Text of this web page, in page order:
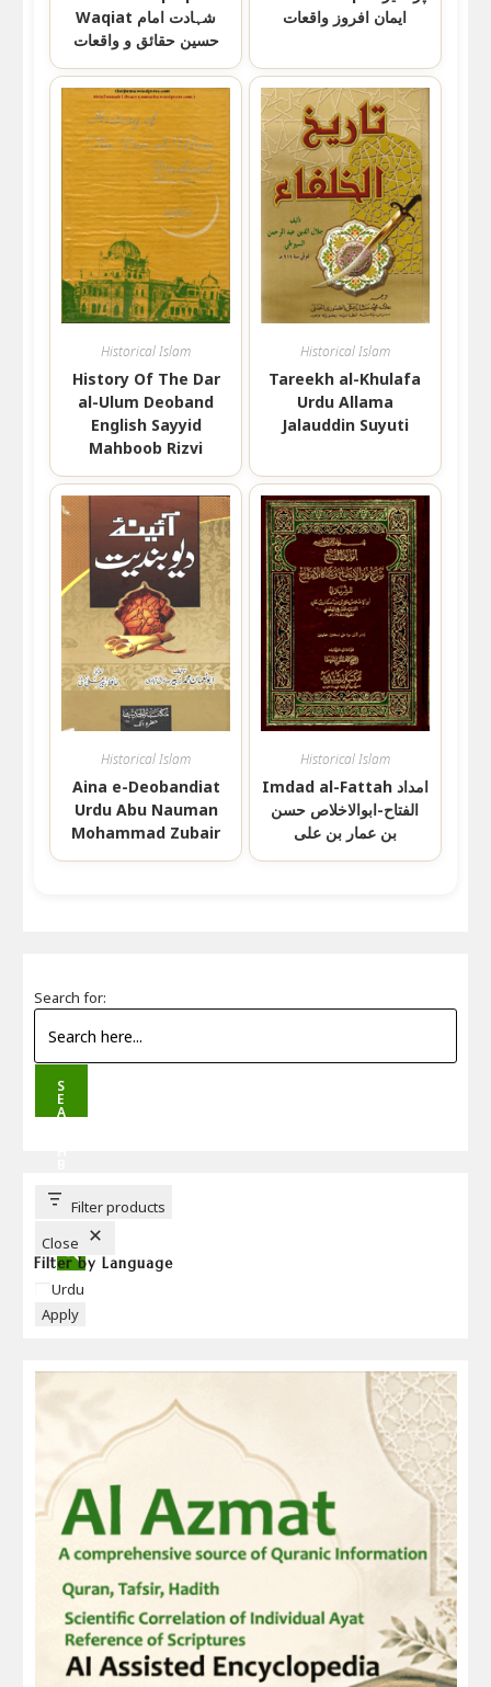
Waqiat شہادت امام
حسین حقائق و واقعات
ایمان افروز واقعات
Historical Islam
History Of The Dar
al-Ulum Deoband
English Sayyid
Mahboob Rizvi
Historical Islam
Tareekh al-Khulafa
Urdu Allama
Jalauddin Suyuti
Historical Islam
Aina e-Deobandiat
Urdu Abu Nauman
Mohammad Zubair
Historical Islam
Imdad al-Fattah امداد
الفتاح-ابوالاخلاص حسن
بن عمار بن علی
Search for:
S
E
A
T
T
Filter products
Close
Filter by Language
Language
Urdu
Apply